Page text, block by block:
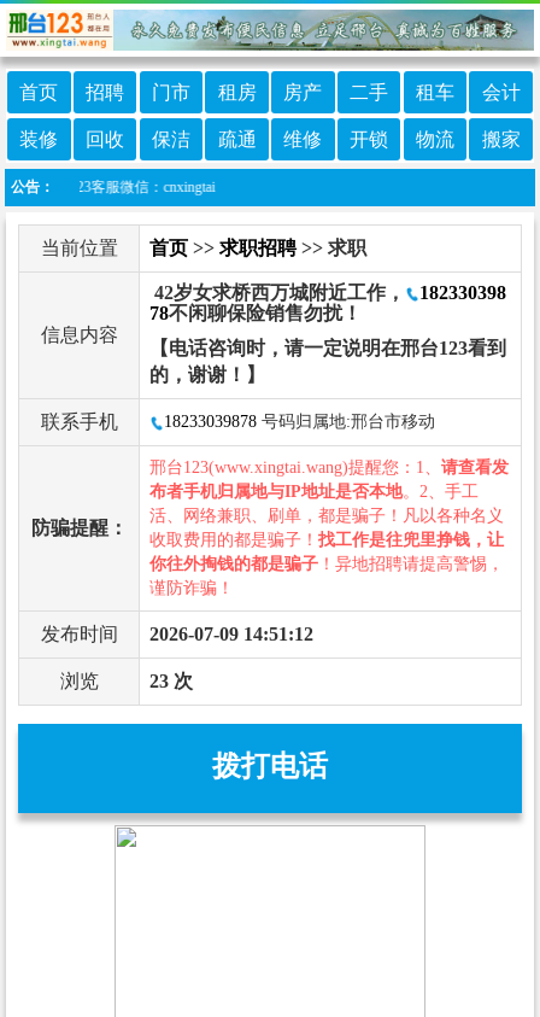
首页 招聘 门市 租房 房产 二手 租车 会计
装修 回收 保洁 疏通 维修 开锁 物流 搬家
公告：
加邢台123客服微信：cnxingtai
当前位置 首页 >> 求职招聘>> 求职
信息内容
42岁女求桥西万城附近工作，
182330398
78不闲聊保险销售勿扰！
【电话咨询时，请一定说明在邢台123看到
的，谢谢！】
联系手机 18233039878 号码归属地:邢台市移动
防骗提醒：
邢台123(www.xingtai.wang)提醒您：1、 请查看发
布者手机归属地与IP地址是否本地。2、手工
活、网络兼职、刷单，都是骗子！凡以各种名义
收取费用的都是骗子！ 找工作是往兜里挣钱，让
你往外掏钱的都是骗子 ！异地招聘请提高警惕，
谨防诈骗！
发布时间 2026-07-09 14:51:12
浏览 23 次
拨打电话